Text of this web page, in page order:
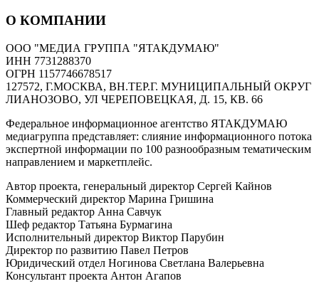
О КОМПАНИИ
ООО "МЕДИА ГРУППА "ЯТАКДУМАЮ"
ИНН 7731288370
ОГРН 1157746678517
127572, Г.МОСКВА, ВН.ТЕР.Г. МУНИЦИПАЛЬНЫЙ ОКРУГ
ЛИАНОЗОВО, УЛ ЧЕРЕПОВЕЦКАЯ, Д. 15, КВ. 66
Федеральное информационное агентство ЯТАКДУМАЮ
медиагруппа представляет: слияние информационного потока
экспертной информации по 100 разнообразным тематическим
направлением и маркетплейс.
Автор проекта, генеральный директор Сергей Кайнов
Коммерческий директор Марина Гришина
Главный редактор Анна Савчук
Шеф редактор Татьяна Бурмагина
Исполнительный директор Виктор Парубин
Директор по развитию Павел Петров
Юридический отдел Ногинова Светлана Валерьевна
Консультант проекта Антон Агапов